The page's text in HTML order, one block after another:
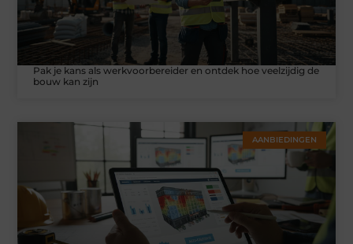
Pak je kans als werkvoorbereider en ontdek hoe veelzijdig de
bouw kan zijn
AANBIEDINGEN